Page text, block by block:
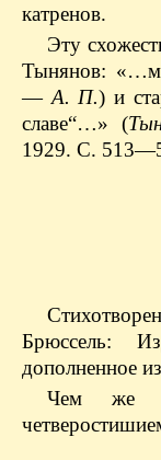
катренов.
Эту
Тынянов:
— А. П.) и
славе“…» (
1929. С.
Брюссель:
дополненное
Чем